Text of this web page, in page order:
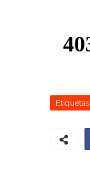
Etiquetas